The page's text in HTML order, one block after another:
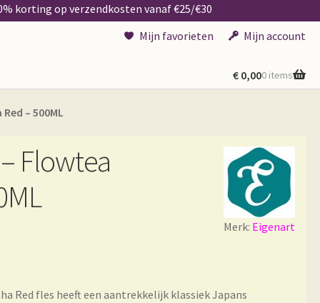
korting op verzendkosten vanaf €25/€30
Mijn favorieten
Mijn account
€ 0,000 items
– 500ML
Merk: Eigenart
Flowtea
Red fles heeft een aantrekkelijk klassiek Japans